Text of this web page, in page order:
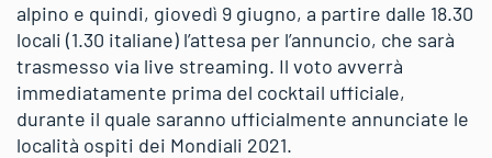
alpino e quindi, giovedì 9 giugno, a partire dalle 18.30
locali (1.30 italiane) l’attesa per l’annuncio, che sarà
trasmesso via live streaming. Il voto avverrà
immediatamente prima del cocktail ufficiale,
durante il quale saranno ufficialmente annunciate le
località ospiti dei Mondiali 2021.